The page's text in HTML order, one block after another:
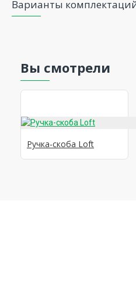
Варианты
Вы смотрели
Ручка-скоба Loft